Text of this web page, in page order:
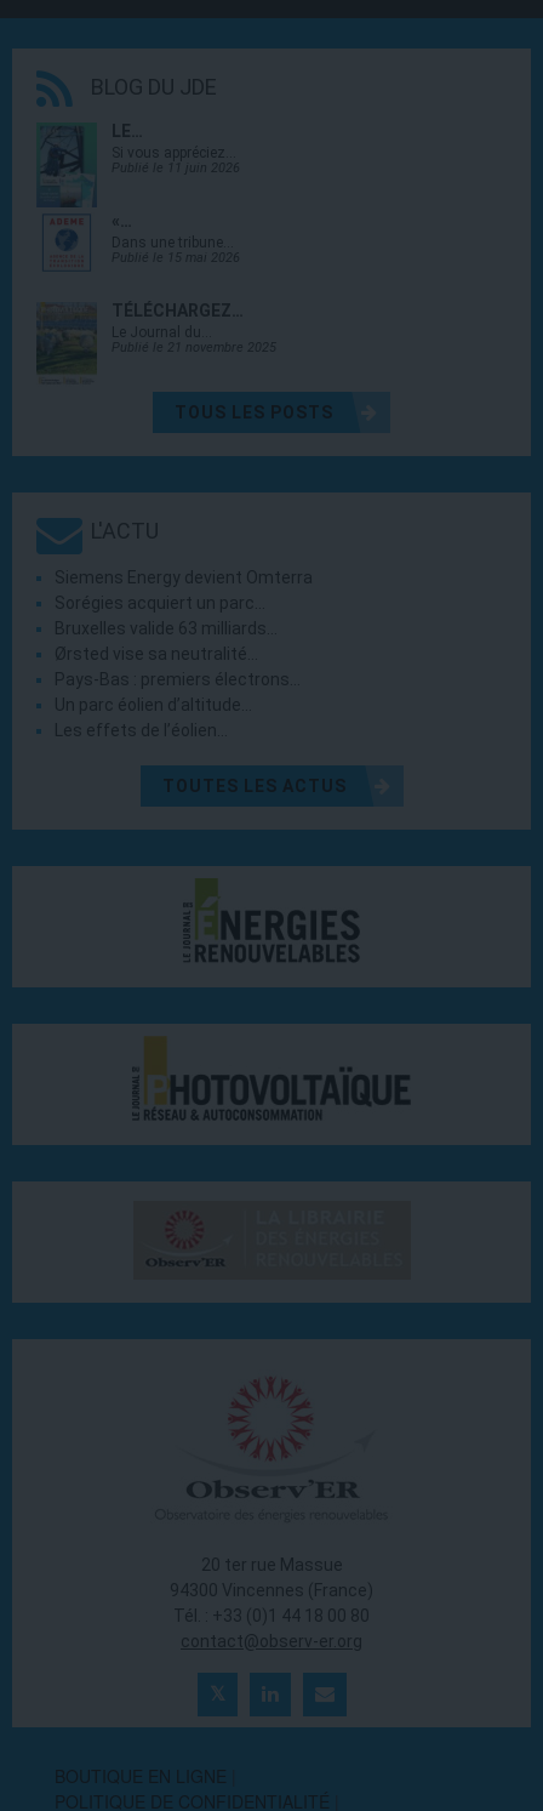
BLOG DU JDE
LE…
Si vous appréciez…
Publié le 11 juin 2026
«…
Dans une tribune…
Publié le 15 mai 2026
TÉLÉCHARGEZ…
Le Journal du…
Publié le 21 novembre 2025
TOUS LES POSTS
L'ACTU
Siemens Energy devient Omterra
Sorégies acquiert un parc…
Bruxelles valide 63 milliards…
Ørsted vise sa neutralité…
Pays-Bas : premiers électrons…
Un parc éolien d’altitude…
Les effets de l’éolien…
TOUTES LES ACTUS
20 ter rue Massue
94300 Vincennes (France)
Tél. : +33 (0)1 44 18 00 80
contact@observ-er.org
BOUTIQUE EN LIGNE
POLITIQUE DE CONFIDENTIALITÉ